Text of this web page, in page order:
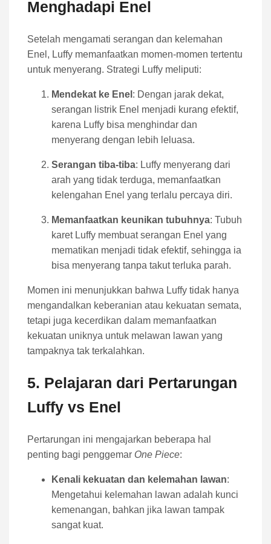
Menghadapi Enel
Setelah mengamati serangan dan kelemahan
Enel, Luffy memanfaatkan momen-momen tertentu
untuk menyerang. Strategi Luffy meliputi:
Mendekat ke Enel : Dengan jarak dekat,
serangan listrik Enel menjadi kurang efektif,
karena Luffy bisa menghindar dan
menyerang dengan lebih leluasa.
Serangan tiba-tiba: Luffy menyerang dari
arah yang tidak terduga, memanfaatkan
kelengahan Enel yang terlalu percaya diri.
Memanfaatkan keunikan tubuhnya: Tubuh
karet Luffy membuat serangan Enel yang
mematikan menjadi tidak efektif, sehingga ia
bisa menyerang tanpa takut terluka parah.
Momen ini menunjukkan bahwa Luffy tidak hanya
mengandalkan keberanian atau kekuatan semata,
tetapi juga kecerdikan dalam memanfaatkan
kekuatan uniknya untuk melawan lawan yang
tampaknya tak terkalahkan.
5. Pelajaran dari Pertarungan
Luffy vs Enel
Pertarungan ini mengajarkan beberapa hal
penting bagi penggemar One Piece:
Kenali kekuatan dan kelemahan lawan:
Mengetahui kelemahan lawan adalah kunci
kemenangan, bahkan jika lawan tampak
sangat kuat.